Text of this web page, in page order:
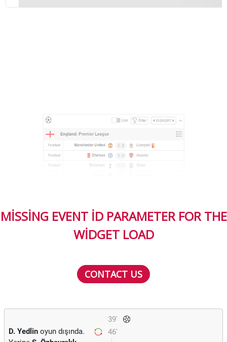
MISSING EVENT ID PARAMETER FOR THE
WIDGET LOAD
CONTACT US
39'
46'
D. Yedlin oyun dışında.